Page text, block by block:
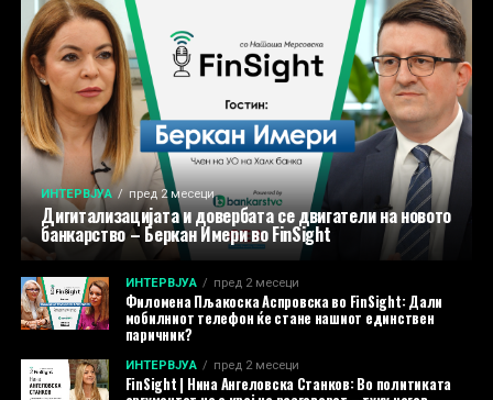
ИНТЕРВЈУА пред 2 месеци
Дигитализацијата и довербата се двигатели на новото
банкарство – Беркан Имери во FinSight
ИНТЕРВЈУА пред 2 месеци
Филомена Пљакоска Аспровска во FinSight: Дали
мобилниот телефон ќе стане нашиот единствен
паричник?
ИНТЕРВЈУА пред 2 месеци
FinSight | Нина Ангеловска Станков: Во политиката